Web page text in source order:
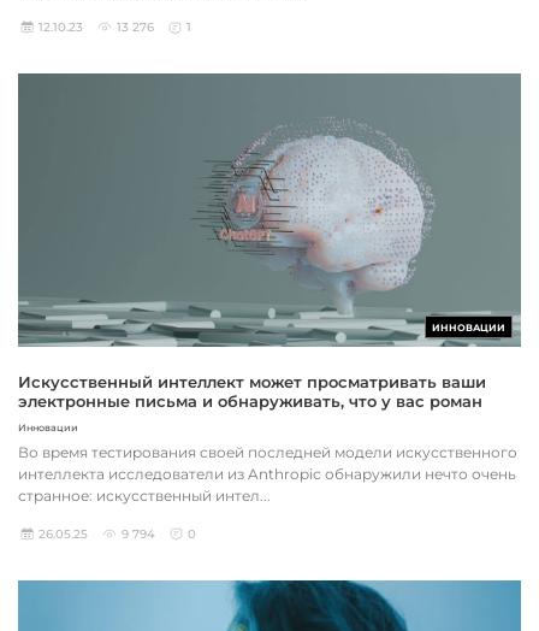
12.10.23 13 276 1
ИННОВАЦИИ
Искусственный интеллект может просматривать ваши
электронные письма и обнаруживать, что у вас роман
Инновации
Во время тестирования своей последней модели искусственного
интеллекта исследователи из Anthropic обнаружили нечто очень
странное: искусственный интел...
26.05.25 9 794 0